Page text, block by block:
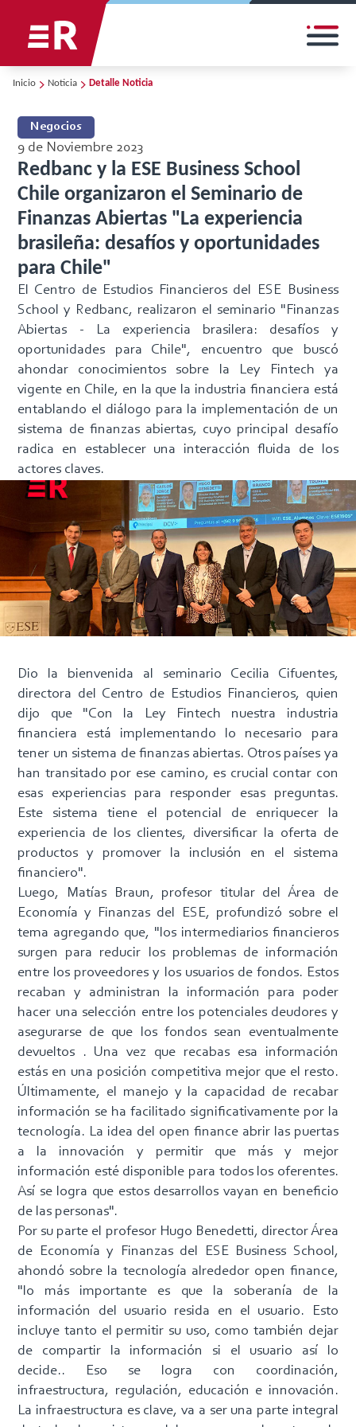
Inicio Noticia Detalle Noticia
Negocios
9 de Noviembre 2023
Redbanc y la ESE Business School
Chile organizaron el Seminario de
Finanzas Abiertas "La experiencia
brasileña: desafíos y oportunidades
para Chile"
El Centro de Estudios Financieros del ESE Business
School y Redbanc, realizaron el seminario "Finanzas
Abiertas - La experiencia brasilera: desafíos y
oportunidades para Chile", encuentro que buscó
ahondar conocimientos sobre la Ley Fintech ya
vigente en Chile, en la que la industria financiera está
entablando el diálogo para la implementación de un
sistema de finanzas abiertas, cuyo principal desafío
radica en establecer una interacción fluida de los
actores claves.
Dio la bienvenida al seminario Cecilia Cifuentes,
directora del Centro de Estudios Financieros, quien
dijo que "Con la Ley Fintech nuestra industria
financiera está implementando lo necesario para
tener un sistema de finanzas abiertas. Otros países ya
han transitado por ese camino, es crucial contar con
esas experiencias para responder esas preguntas.
Este sistema tiene el potencial de enriquecer la
experiencia de los clientes, diversificar la oferta de
productos y promover la inclusión en el sistema
financiero".
Luego, Matías Braun, profesor titular del Área de
Economía y Finanzas del ESE, profundizó sobre el
tema agregando que, "los intermediarios financieros
surgen para reducir los problemas de información
entre los proveedores y los usuarios de fondos. Estos
recaban y administran la información para poder
hacer una selección entre los potenciales deudores y
asegurarse de que los fondos sean eventualmente
devueltos . Una vez que recabas esa información
estás en una posición competitiva mejor que el resto.
Últimamente, el manejo y la capacidad de recabar
información se ha facilitado significativamente por la
tecnología. La idea del open finance abrir las puertas
a la innovación y permitir que más y mejor
información esté disponible para todos los oferentes.
Así se logra que estos desarrollos vayan en beneficio
de las personas".
Por su parte el profesor Hugo Benedetti, director Área
de Economía y Finanzas del ESE Business School,
ahondó sobre la tecnología alrededor open finance,
"lo más importante es que la soberanía de la
información del usuario resida en el usuario. Esto
incluye tanto el permitir su uso, como también dejar
de compartir la información si el usuario así lo
decide.. Eso se logra con coordinación,
infraestructura, regulación, educación e innovación.
La infraestructura es clave, va a ser una parte integral